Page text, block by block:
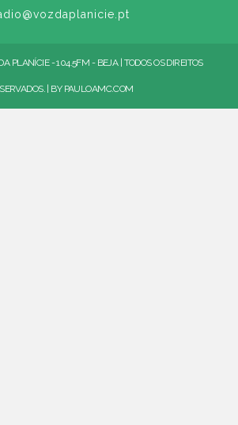
PLANÍCIE - 104.5FM - BEJA | TODOS OS DIREITOS
| BY PAULOAMC.COM